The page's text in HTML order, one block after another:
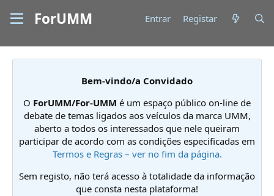
ForUMM Entrar Registar
Bem-vindo/a Convidado
O ForUMM/For-UMM é um espaço público on-line de
debate de temas ligados aos veículos da marca UMM,
aberto a todos os interessados que nele queiram
participar de acordo com as condições especificadas em
Termos e Regras – ver no fim da página.
Sem registo, não terá acesso à totalidade da informação
que consta nesta plataforma!